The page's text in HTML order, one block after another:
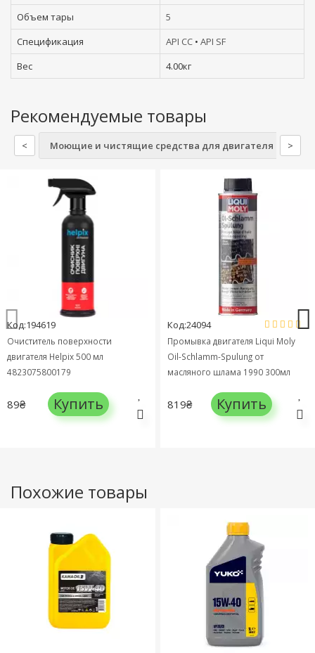
Объем тары
5
Спецификация
API CC • API SF
Вес
4.00кг
Рекомендуемые товары
< Моющие и чистящие средства для двигателя >
Код:194619
Очиститель поверхности
двигателя Helpix 500 мл
4823075800179
89₴ Купить
Код:24094
Промывка двигателя Liqui Moly
Oil-Schlamm-Spulung от
масляного шлама 1990 300мл
819₴ Купить
Похожие товары